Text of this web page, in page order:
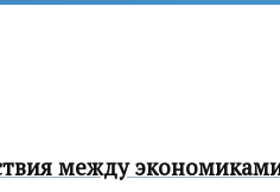
между